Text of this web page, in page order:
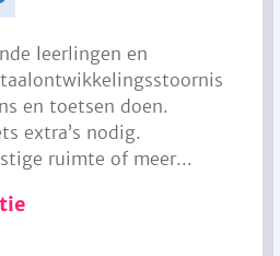
leerlingen en
en toetsen doen.
extra’s nodig.
ruimte of meer...